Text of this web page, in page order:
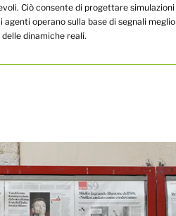
Ciò consente di progettare simulazioni
operano sulla base di segnali meglio
dinamiche reali.